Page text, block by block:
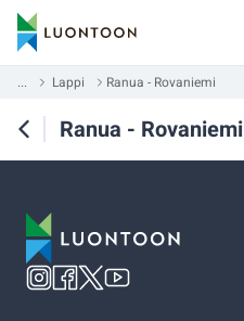
... Lappi Ranua - Rovaniemi
Ranua - Rovaniemi